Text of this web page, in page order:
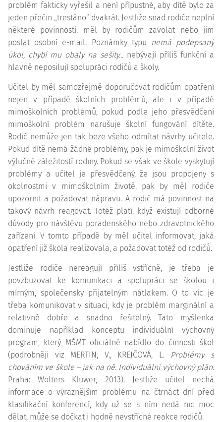
problém fakticky vyřešil a není přípustné, aby dítě bylo za
jeden přečin „trestáno“ dvakrát. Jestliže snad rodiče neplní
některé povinnosti, měl by rodičům zavolat nebo jim
poslat osobní e-mail. Poznámky typu nemá podepsaný
úkol, chybí mu obaly na sešity... nebývají příliš funkční a
hlavně neposilují spolupráci rodičů a školy.
Učitel by měl samozřejmě doporučovat rodičům opatření
nejen v případě školních problémů, ale i v případě
mimoškolních problémů, pokud podle jeho přesvědčení
mimoškolní problém narušuje školní fungování dítěte.
Rodič nemůže jen tak beze všeho odmítat návrhy učitele.
Pokud dítě nemá žádné problémy, pak je mimoškolní život
výlučně záležitostí rodiny. Pokud se však ve škole vyskytují
problémy a učitel je přesvědčený, že jsou propojeny s
okolnostmi v mimoškolním životě, pak by měl rodiče
upozornit a požadovat nápravu. A rodič má povinnost na
takový návrh reagovat. Totéž platí, když existují odborné
důvody pro návštěvu poradenského nebo zdravotnického
zařízení. V tomto případě by měl učitel informovat, jaká
opatření již škola realizovala, a požadovat totéž od rodičů.
Jestliže rodiče nereagují příliš vstřícně, je třeba je
povzbuzovat ke komunikaci a spolupráci se školou i
mírným, společensky přijatelným nátlakem. O to víc je
třeba komunikovat v situaci, kdy je problém marginální a
relativně dobře a snadno řešitelný. Tato myšlenka
dominuje například konceptu individuální výchovný
program, který MŠMT oficiálně nabídlo do činnosti škol
(podrobněji viz MERTIN, V., KREJČOVÁ, L. Problémy s
chováním ve škole – jak na ně. Individuální výchovný plán.
Praha: Wolters Kluwer, 2013). Jestliže učitel nechá
informace o výraznějším problému na čtrnáct dní před
klasifikační konferencí, kdy už se s ním nedá nic moc
dělat, může se dočkat i hodně nevstřícné reakce rodičů.